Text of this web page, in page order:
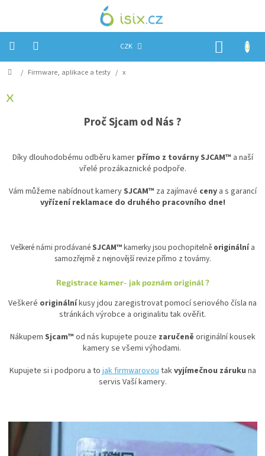
CZK
Úvod
Reklamace?
Návody,
FIRMWARE
Kontakty
Autoledničky
Teleskopické
Sportovní
kamer
Domů
/ Firmware, aplikace a testy / x
x
Proč Sjcam od Nás ?
Díky dlouhodobému odběru kamer přímo z továrnySJCAM™ a naší
vřelé prozákaznické podpoře.
Vám můžeme nabídnout kamerySJCAM™ za zajímavé ceny a s garancí
vyřízení reklamace do druhého pracovního dne!
Veškeré námi prodávané SJCAM™kamerky jsou pochopitelně originálnía
samozřejmě z nejnovější revize přímo z továrny.
Registrace kamer- jak poznám originál ?
Veškeré originálníkusy jdou zaregistrovat pomocí seriového čísla na
stránkách výrobce a originalitu tak ověřit.
Nákupem Sjcam™ od nás kupujete pouze zaručeně originální kousek
kamery se všemi výhodami.
Kupujete si i podporu a to jak firmwarovou takvyjímečnou záruku na
servis Vaší kamery.